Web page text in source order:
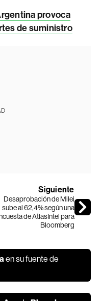
provoca
de suministro
Siguiente
Desaprobación de Milei
sube al 62,4% según una
de AtlasIntel para
Bloomberg
en su fuente de